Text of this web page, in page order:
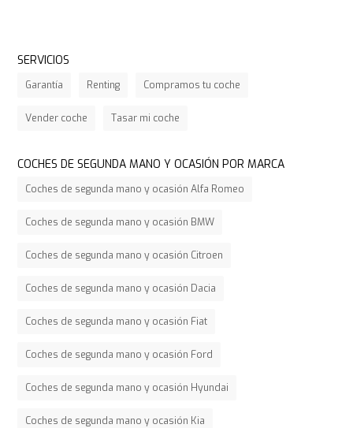
SERVICIOS
Garantía Renting Compramos tu coche
Vender coche Tasar mi coche
COCHES DE SEGUNDA MANO Y OCASIÓN POR MARCA
Coches de segunda mano y ocasión Alfa Romeo
Coches de segunda mano y ocasión BMW
Coches de segunda mano y ocasión Citroen
Coches de segunda mano y ocasión Dacia
Coches de segunda mano y ocasión Fiat
Coches de segunda mano y ocasión Ford
Coches de segunda mano y ocasión Hyundai
Coches de segunda mano y ocasión Kia